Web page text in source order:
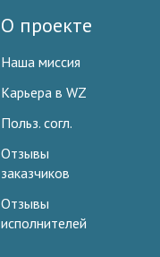
О проекте
Наша миссия
Карьера в WZ
Польз. согл.
Отзывы
заказчиков
Отзывы
исполнителей